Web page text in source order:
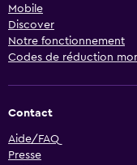
Mobile
Discover
Notre fonctionnement
Codes de réduction
Contact
Aide/FAQ
Presse